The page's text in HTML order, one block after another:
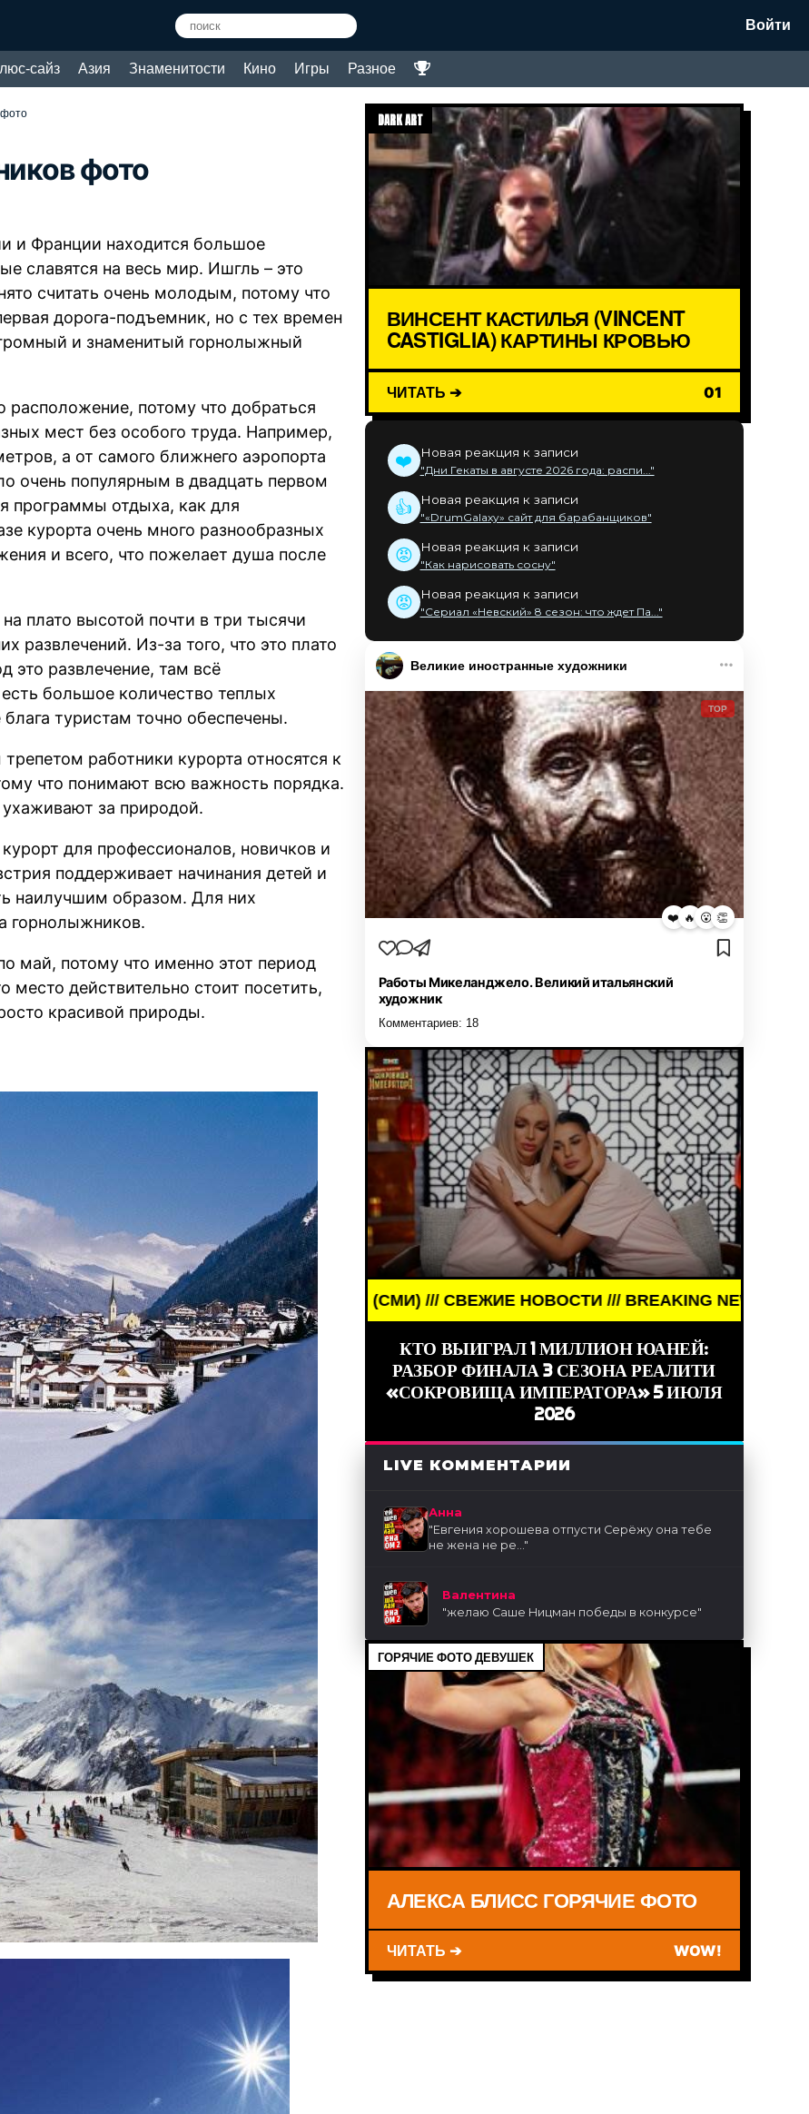
Войти
сайз Азия Знаменитости Кино Игры Разное
фото
фото
и Франции находится большое
славятся на весь мир. Ишгль – это
считать очень молодым, потому что
дорога-подъемник, но с тех времен
и знаменитый горнолыжный
потому что добраться
мест без особого труда. Например,
а от самого ближнего аэропорта
очень популярным в двадцать первом
программы отдыха, как для
курорта очень много разнообразных
и всего, что пожелает душа после
плато высотой почти в три тысячи
развлечений. Из-за того, что это плато
это развлечение, там всё
большое количество теплых
туристам точно обеспечены.
работники курорта относятся к
что понимают всю важность порядка.
за природой.
для профессионалов, новичков и
поддерживает начинания детей и
наилучшим образом. Для них
горнолыжников.
май, потому что именно этот период
действительно стоит посетить,
красивой природы.
DARK ART
ВИНСЕНТ КАСТИЛЬЯ (VINCENT
CASTIGLIA) КАРТИНЫ КРОВЬЮ
ЧИТАТЬ ➔ 01
❤️ Новая реакция к записи
"Дни Гекаты в августе 2026 года: распи..."
👍 Новая реакция к записи
"«DrumGalaxy» сайт для барабанщиков"
😡 Новая реакция к записи
"Как нарисовать сосну"
😡 Новая реакция к записи
"Сериал «Невский» 8 сезон: что ждет Па..."
Великие иностранные художники
TOP
❤️ 🔥 😮 👏
Работы Микеланджело. Великий итальянский
художник
Комментариев: 18
NEWS /// НОВОСТИ (СМИ) /// СВЕЖИЕ НОВОСТИ /// BREAKING NEWS /// НОВОСТИ (СМИ) ///
КТО ВЫИГРАЛ 1 МИЛЛИОН ЮАНЕЙ:
РАЗБОР ФИНАЛА 3 СЕЗОНА РЕАЛИТИ
«СОКРОВИЩА ИМПЕРАТОРА» 5 ИЮЛЯ
2026
LIVE КОММЕНТАРИИ
Анна
"Евгения хорошева отпусти Серёжу она тебе
не жена не ре..."
Валентина
"желаю Саше Ницман победы в конкурсе"
ГОРЯЧИЕ ФОТО ДЕВУШЕК
АЛЕКСА БЛИСС ГОРЯЧИЕ ФОТО
ЧИТАТЬ ➔ WOW!